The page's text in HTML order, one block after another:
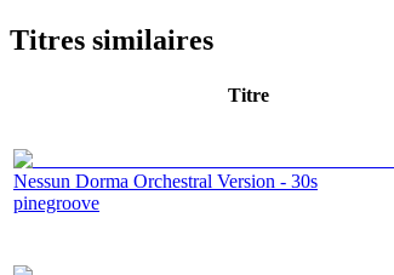
Titres similaires
Titre
Nessun Dorma Orchestral Version - 30s
pinegroove